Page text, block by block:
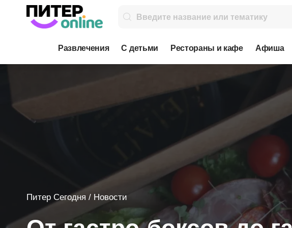
Развлечения С детьми Рестораны и кафе Афиша
Питер Сегодня / Новости